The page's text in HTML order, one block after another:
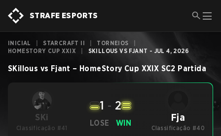
STRAFE ESPORTS
INICIAL STARCRAFT II TORNEIOS
HOMESTORY CUP XXIX
SKILLOUS VS FJANT - JUL 4, 2026
SKillous vs Fjant – HomeStory Cup XXIX SC2 Partida
SKi
Classificação #41
LOSE
1 - 2
WIN Fja
Classificação #40